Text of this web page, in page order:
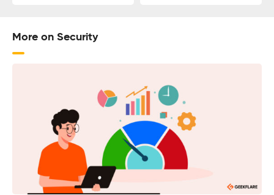
More on Security